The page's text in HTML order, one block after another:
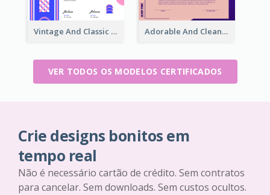
Vintage And Classic Vibrant Certificate Design Ideas Adorable And Clean Certificate Design Ideas
VER TODOS OS MODELOS CERTIFICADOS
Crie designs bonitos em
tempo real
Não é necessário cartão de crédito. Sem contratos
para cancelar. Sem downloads. Sem custos ocultos.